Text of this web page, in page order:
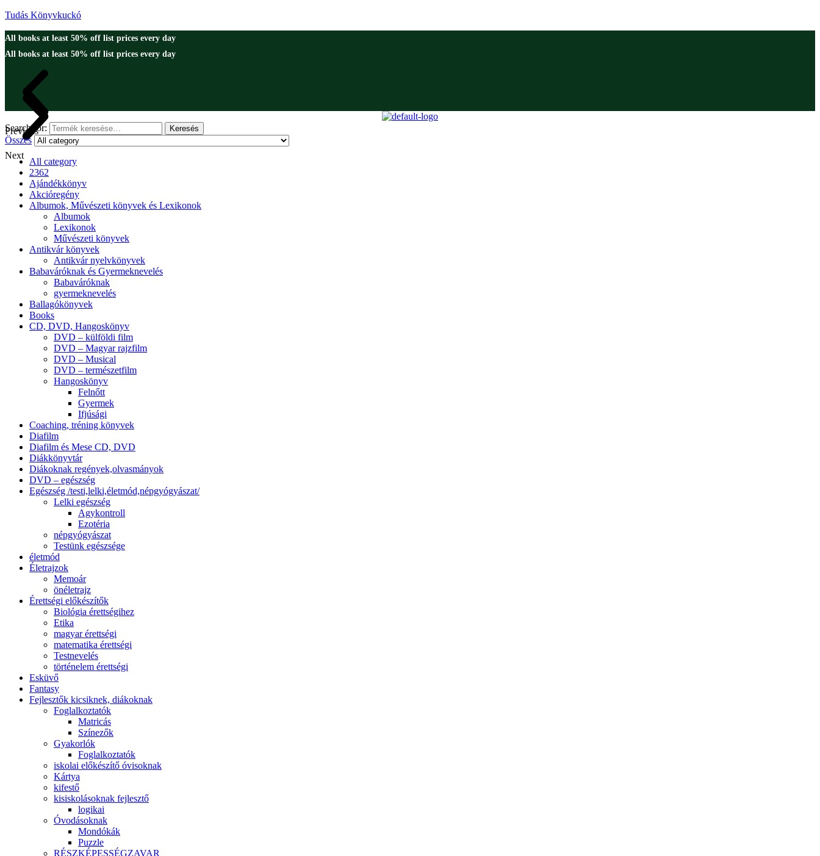
Tudás Könyvkuckó
All books at least 50% off list prices every day
All books at least 50% off list prices every day
Previous
Next
Search for: Keresés
Összes
All category
2362
Ajándékkönyv
Akcióregény
Albumok, Művészeti könyvek és Lexikonok
Albumok
Lexikonok
Művészeti könyvek
Antikvár könyvek
Antikvár nyelvkönyvek
Babaváróknak és Gyermeknevelés
Babaváróknak
gyermeknevelés
Ballagókönyvek
Books
CD, DVD, Hangoskönyv
DVD – külföldi film
DVD – Magyar rajzfilm
DVD – Musical
DVD – természetfilm
Hangoskönyv
Felnőtt
Gyermek
Ifjúsági
Coaching, tréning könyvek
Diafilm
Diafilm és Mese CD, DVD
Diákkönyvtár
Diákoknak regények,olvasmányok
DVD – egészség
Egészség /testi,lelki,életmód,népgyógyászat/
Lelki egészség
Agykontroll
Ezotéria
népgyógyászat
Testünk egészsége
életmód
Életrajzok
Memoár
önéletrajz
Érettségi előkészítők
Biológia érettségihez
Etika
magyar érettségi
matematika érettségi
Testnevelés
történelem érettségi
Esküvő
Fantasy
Fejlesztők kicsiknek, diákoknak
Foglalkoztatók
Matricás
Színezők
Gyakorlók
Foglalkoztatók
iskolai előkészítő óvisoknak
Kártya
kifestő
kisiskolásoknak fejlesztő
logikai
Óvodásoknak
Mondókák
Puzzle
RÉSZKÉPESSÉGZAVAR